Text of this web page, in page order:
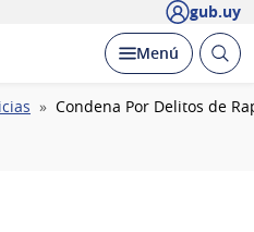
gub.uy
Desplegar
Menú Abrir
Condena Por Delitos de